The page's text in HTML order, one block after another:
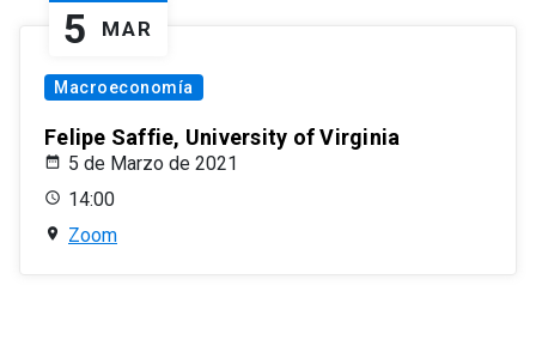
5 MAR
Macroeconomía
Felipe Saffie, University of Virginia
5 de Marzo de 2021
14:00
Zoom